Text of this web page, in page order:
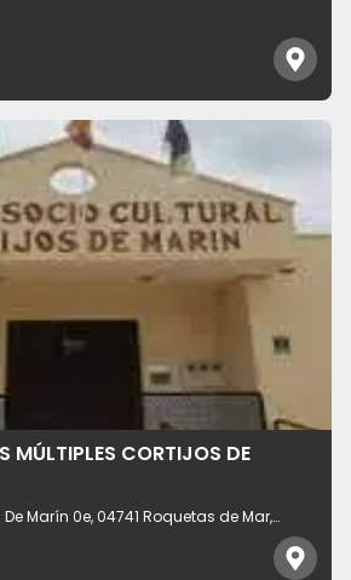
MÚLTIPLES CORTIJOS DE
Marín 0e, 04741 Roquetas de Mar,